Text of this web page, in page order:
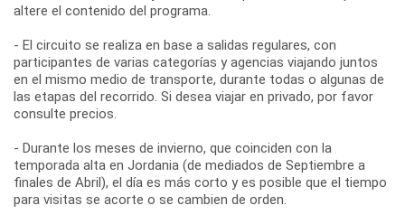
altere el contenido del programa.
- El circuito se realiza en base a salidas regulares, con
participantes de varias categorías y agencias viajando juntos
en el mismo medio de transporte, durante todas o algunas de
las etapas del recorrido. Si desea viajar en privado, por favor
consulte precios.
- Durante los meses de invierno, que coinciden con la
temporada alta en Jordania (de mediados de Septiembre a
finales de Abril), el día es más corto y es posible que el tiempo
para visitas se acorte o se cambien de orden.